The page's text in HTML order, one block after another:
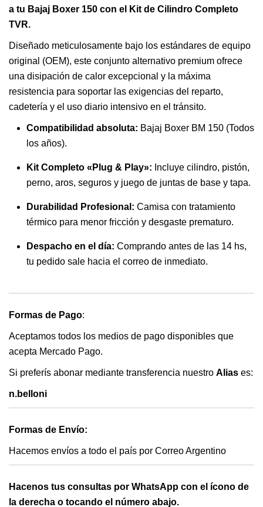
era:
es:
a tu Bajaj Boxer 150 con el Kit de Cilindro Completo
TVR.
Diseñado meticulosamente bajo los estándares de equipo
original (OEM), este conjunto alternativo premium ofrece
una disipación de calor excepcional y la máxima
resistencia para soportar las exigencias del reparto,
cadetería y el uso diario intensivo en el tránsito.
Compatibilidad absoluta: Bajaj Boxer BM 150 (Todos
los años).
Kit Completo «Plug & Play»: Incluye cilindro, pistón,
perno, aros, seguros y juego de juntas de base y tapa.
Durabilidad Profesional: Camisa con tratamiento
térmico para menor fricción y desgaste prematuro.
Despacho en el día: Comprando antes de las 14 hs,
tu pedido sale hacia el correo de inmediato.
Formas de Pago:
Aceptamos todos los medios de pago disponibles que
acepta Mercado Pago.
Si preferís abonar mediante transferencia nuestro Alias es:
n.belloni
Formas de Envío:
Hacemos envíos a todo el país por Correo Argentino
Hacenos tus consultas por WhatsApp con el ícono de
la derecha o tocando el número abajo.